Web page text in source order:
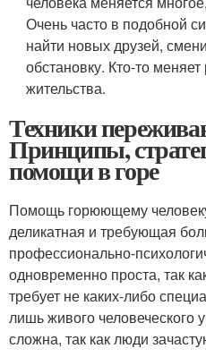
Очень часто в подобной
найти новых друзей,
обстановку. Кто-то
жительства.
Техники
Принципы,
помощи в горе
Помощь горюющему
деликатная и требующая
профессионально-
одновременно проста, так
требует не каких-либо
лишь живого человеческого
сложна, так как люди